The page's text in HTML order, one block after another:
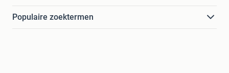
Populaire zoektermen